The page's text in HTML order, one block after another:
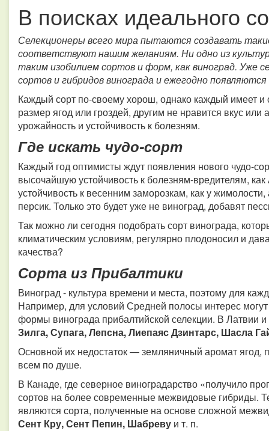
В поисках идеального
Селекционеры всего мира пытаются создавать
соответствуют нашим желаниям. Ни одно из
таким изобилием сортов и форм, как виноград. Уже
сортов и гибридов винограда и ежегодно
Каждый сорт по-своему хорош, однако каждый имеет и
размер ягод или гроздей, другим не нравится вкус
урожайность и устойчивость к болезням.
Где искать чудо-сорт
Каждый год оптимисты ждут появления нового чудо-
высочайшую устойчивость к болезням-вредителям,
устойчивость к весенним заморозкам, как у
персик. Только это будет уже не виноград, добавят
Так можно ли сегодня подобрать сорт винограда,
климатическим условиям, регулярно плодоносил и
качества?
Сорта из Прибалтики
Виноград - культура времени и места, поэтому для
Например, для условий Средней полосы интерес
формы винограда прибалтийской селекции. В Латвии
Зилга, Супага, Лепсна, Лиепаяс Дзинтарс, Шасла
Основной их недостаток — земляничный аромат
всем по душе.
В Канаде, где северное виноградарство «получило
сортов на более современные межвидовые гибриды.
являются сорта, полученные на основе сложной
Сент Кру, Сент Пепин, Шабреву и т. п.